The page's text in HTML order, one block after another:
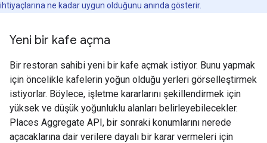
ihtiyaçlarına ne kadar uygun olduğunu anında gösterir.
Yeni bir kafe açma
Bir restoran sahibi yeni bir kafe açmak istiyor. Bunu yapmak
için öncelikle kafelerin yoğun olduğu yerleri görselleştirmek
istiyorlar. Böylece, işletme kararlarını şekillendirmek için
yüksek ve düşük yoğunluklu alanları belirleyebilecekler.
Places Aggregate API, bir sonraki konumlarını nerede
açacaklarına dair verilere dayalı bir karar vermeleri için